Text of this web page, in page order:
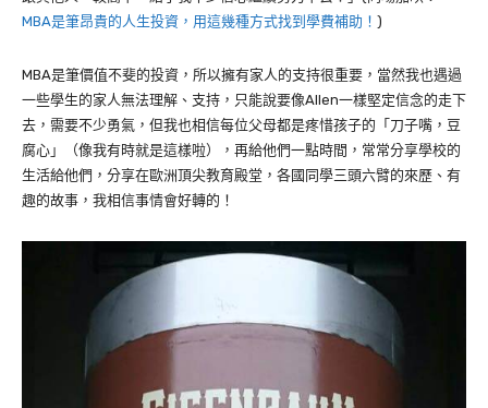
MBA是筆昂貴的人生投資，用這幾種方式找到學費補助！ )
MBA是筆價值不斐的投資，所以擁有家人的支持很重要，當然我也遇過
一些學生的家人無法理解、支持，只能說要像Allen一樣堅定信念的走下
去，需要不少勇氣，但我也相信每位父母都是疼惜孩子的「刀子嘴，豆
腐心」（像我有時就是這樣啦），再給他們一點時間，常常分享學校的
生活給他們，分享在歐洲頂尖教育殿堂，各國同學三頭六臂的來歷、有
趣的故事，我相信事情會好轉的！